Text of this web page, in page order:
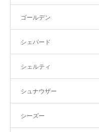
ゴールデン
シェパード
シェルティ
シュナウザー
シーズー